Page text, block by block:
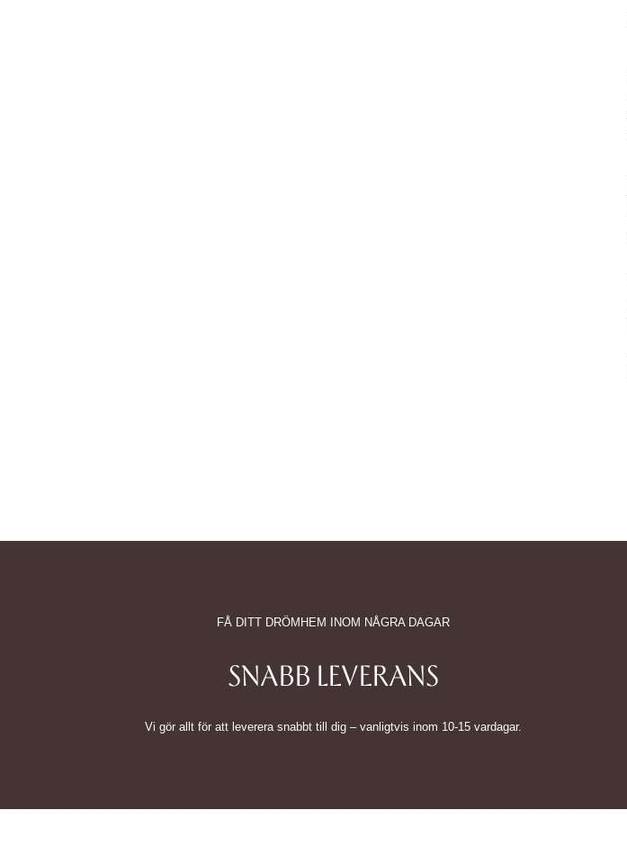
FÅ DITT DRÖMHEM INOM NÅGRA DAGAR
SNABB LEVERANS
Vi gör allt för att leverera snabbt till dig – vanligtvis inom 10-15 vardagar.